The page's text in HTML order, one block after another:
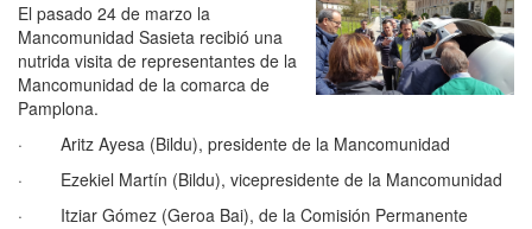
El pasado 24 de marzo la
Mancomunidad Sasieta recibió una
nutrida visita de representantes de la
Mancomunidad de la comarca de
Pamplona.
· Aritz Ayesa (Bildu), presidente de la Mancomunidad
· Ezekiel Martín (Bildu), vicepresidente de la Mancomunidad
· Itziar Gómez (Geroa Bai), de la Comisión Permanente